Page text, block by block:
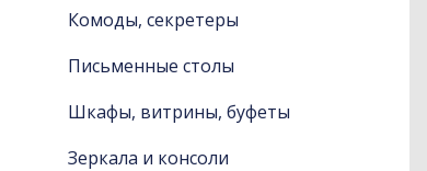
Комоды, секретеры
Письменные столы
Шкафы, витрины, буфеты
Зеркала и консоли